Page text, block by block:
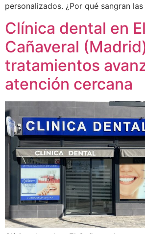
personalizados. ¿Por qué sangran
Clínica dental en El
Cañaveral
tratamientos
atención cercana